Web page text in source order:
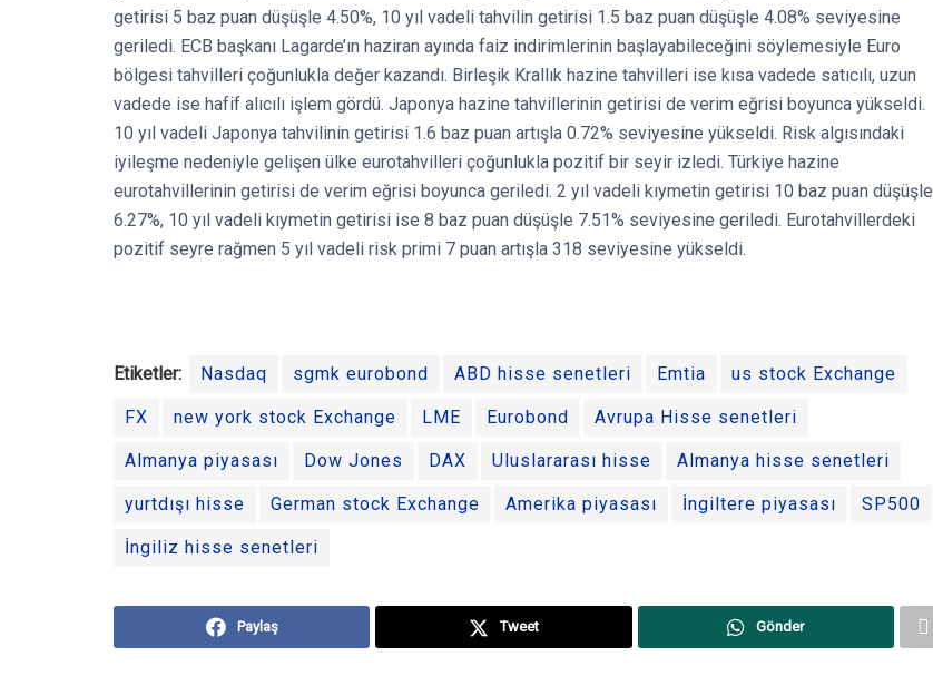
getirisi 5 baz puan düşüşle 4.50%, 10 yıl vadeli tahvilin getirisi 1.5 baz puan düşüşle 4.08% seviyesine
geriledi. ECB başkanı Lagarde’ın haziran ayında faiz indirimlerinin başlayabileceğini söylemesiyle Euro
bölgesi tahvilleri çoğunlukla değer kazandı. Birleşik Krallık hazine tahvilleri ise kısa vadede satıcılı, uzun
vadede ise hafif alıcılı işlem gördü. Japonya hazine tahvillerinin getirisi de verim eğrisi boyunca yükseldi.
10 yıl vadeli Japonya tahvilinin getirisi 1.6 baz puan artışla 0.72% seviyesine yükseldi. Risk algısındaki
iyileşme nedeniyle gelişen ülke eurotahvilleri çoğunlukla pozitif bir seyir izledi. Türkiye hazine
eurotahvillerinin getirisi de verim eğrisi boyunca geriledi. 2 yıl vadeli kıymetin getirisi 10 baz puan düşüşle
6.27%, 10 yıl vadeli kıymetin getirisi ise 8 baz puan düşüşle 7.51% seviyesine geriledi. Eurotahvillerdeki
pozitif seyre rağmen 5 yıl vadeli risk primi 7 puan artışla 318 seviyesine yükseldi.
Etiketler: Nasdaq sgmk eurobond ABD hisse senetleri Emtia us stock Exchange
FX new york stock Exchange LME Eurobond Avrupa Hisse senetleri
Almanya piyasası Dow Jones DAX Uluslararası hisse Almanya hisse senetleri
yurtdışı hisse German stock Exchange Amerika piyasası İngiltere piyasası SP500
İngiliz hisse senetleri
Paylaş Tweet Gönder